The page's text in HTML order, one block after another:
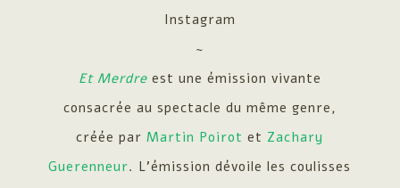
Instagram
~
Et Merdreest une émission vivante
consacrée au spectacle du même genre,
créée parMartin Poirot et Zachary
Guerenneur. L’émission dévoile les coulisses